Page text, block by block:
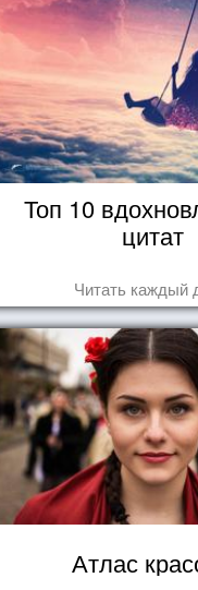
Топ 10
цитат
Читать каждый
Атлас